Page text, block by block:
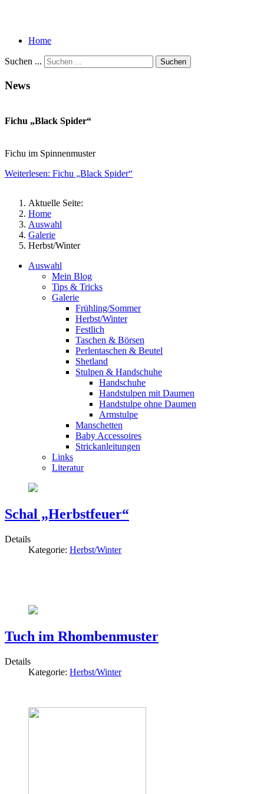
Home
Suchen ... Suchen
News
Fichu „Black Spider“
Fichu im Spinnenmuster
Weiterlesen: Fichu „Black Spider“
Aktuelle Seite:
Home
Auswahl
Galerie
Herbst/Winter
Auswahl
Mein Blog
Tips & Tricks
Galerie
Frühling/Sommer
Herbst/Winter
Festlich
Taschen & Börsen
Perlentaschen & Beutel
Shetland
Stulpen & Handschuhe
Handschuhe
Handstulpen mit Daumen
Handstulpe ohne Daumen
Armstulpe
Manschetten
Baby Accessoires
Strickanleitungen
Links
Literatur
Schal „Herbstfeuer“
Details
Kategorie: Herbst/Winter
Tuch im Rhombenmuster
Details
Kategorie: Herbst/Winter